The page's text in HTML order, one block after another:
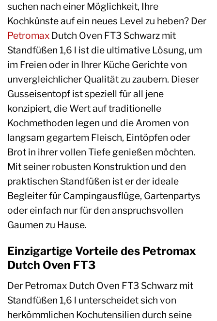
suchen nach einer Möglichkeit, Ihre
Kochkünste auf ein neues Level zu heben? Der
Petromax Dutch Oven FT3 Schwarz mit
Standfüßen 1,6 l ist die ultimative Lösung, um
im Freien oder in Ihrer Küche Gerichte von
unvergleichlicher Qualität zu zaubern. Dieser
Gusseisentopf ist speziell für all jene
konzipiert, die Wert auf traditionelle
Kochmethoden legen und die Aromen von
langsam gegartem Fleisch, Eintöpfen oder
Brot in ihrer vollen Tiefe genießen möchten.
Mit seiner robusten Konstruktion und den
praktischen Standfüßen ist er der ideale
Begleiter für Campingausflüge, Gartenpartys
oder einfach nur für den anspruchsvollen
Gaumen zu Hause.
Einzigartige Vorteile des Petromax
Dutch Oven FT3
Der Petromax Dutch Oven FT3 Schwarz mit
Standfüßen 1,6 l unterscheidet sich von
herkömmlichen Kochutensilien durch seine